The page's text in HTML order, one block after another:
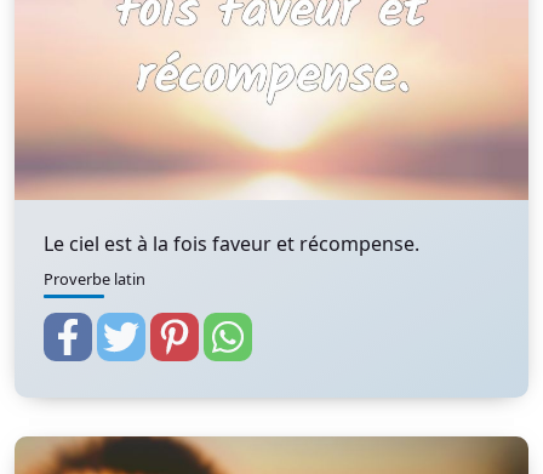
Le ciel est à la fois faveur et récompense.
Proverbe latin